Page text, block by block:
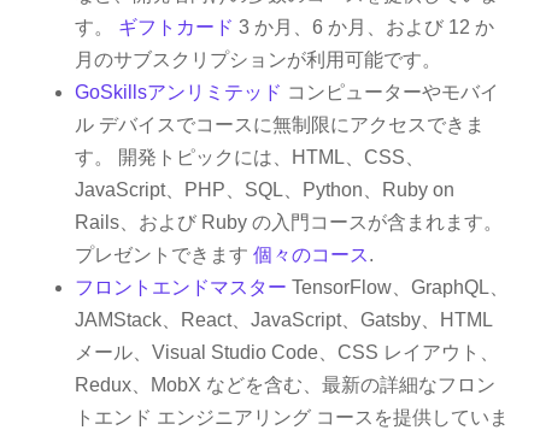
す。 ギフトカード 3 か月、6 か月、および 12 か
月のサブスクリプションが利用可能です。
GoSkillsアンリミテッド コンピューターやモバイ
ル デバイスでコースに無制限にアクセスできま
す。 開発トピックには、HTML、CSS、
JavaScript、PHP、SQL、Python、Ruby on
Rails、および Ruby の入門コースが含まれます。
プレゼントできます個々のコース.
フロントエンドマスター TensorFlow、GraphQL、
JAMStack、React、JavaScript、Gatsby、HTML
メール、Visual Studio Code、CSS レイアウト、
Redux、MobX などを含む、最新の詳細なフロン
トエンド エンジニアリング コースを提供していま